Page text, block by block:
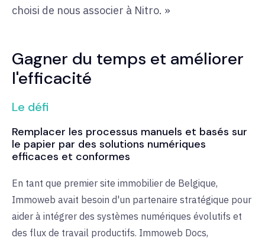
choisi de nous associer à Nitro. »
Gagner du temps et améliorer
l'efficacité
Le défi
Remplacer les processus manuels et basés sur
le papier par des solutions numériques
efficaces et conformes
En tant que premier site immobilier de Belgique,
Immoweb avait besoin d'un partenaire stratégique pour
aider à intégrer des systèmes numériques évolutifs et
des flux de travail productifs. Immoweb Docs,